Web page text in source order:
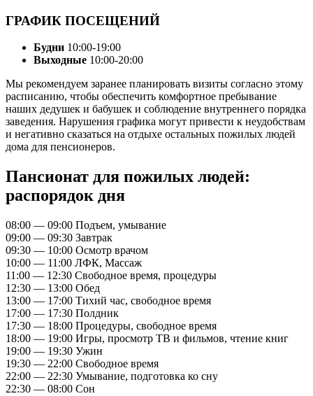
ГРАФИК ПОСЕЩЕНИЙ
Будни 10:00-19:00
Выходные 10:00-20:00
Мы рекомендуем заранее планировать визиты согласно этому
расписанию, чтобы обеспечить комфортное пребывание
наших дедушек и бабушек и соблюдение внутреннего порядка
заведения. Нарушения графика могут привести к неудобствам
и негативно сказаться на отдыхе остальных пожилых людей
дома для пенсионеров.
Пансионат для пожилых людей:
распорядок дня
08:00 — 09:00 Подъем, умывание
09:00 — 09:30 Завтрак
09:30 — 10:00 Осмотр врачом
10:00 — 11:00 ЛФК, Массаж
11:00 — 12:30 Свободное время, процедуры
12:30 — 13:00 Обед
13:00 — 17:00 Тихий час, свободное время
17:00 — 17:30 Полдник
17:30 — 18:00 Процедуры, свободное время
18:00 — 19:00 Игры, просмотр ТВ и фильмов, чтение книг
19:00 — 19:30 Ужин
19:30 — 22:00 Свободное время
22:00 — 22:30 Умывание, подготовка ко сну
22:30 — 08:00 Сон